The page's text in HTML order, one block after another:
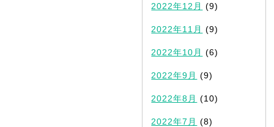
2022年12月 (9)
2022年11月 (9)
2022年10月 (6)
2022年9月 (9)
2022年8月 (10)
2022年7月 (8)